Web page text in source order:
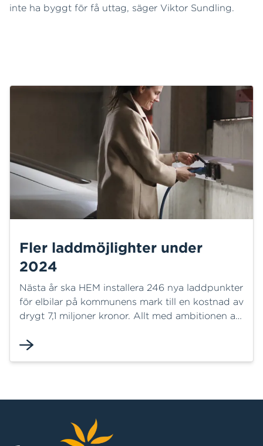
inte ha byggt för få uttag, säger Viktor Sundling.
Fler laddmöjlighter under
2024
Nästa år ska HEM installera 246 nya laddpunkter
för elbilar på kommunens mark till en kostnad av
drygt 7,1 miljoner kronor. Allt med ambitionen att
elbilar runt om i Halmstad.